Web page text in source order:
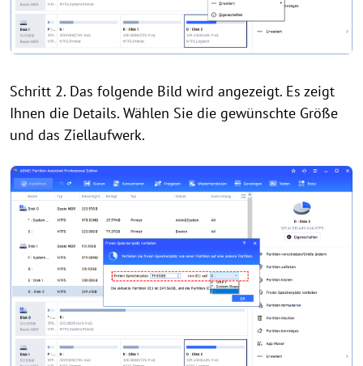
Schritt 2. Das folgende Bild wird angezeigt. Es zeigt
Ihnen die Details. Wählen Sie die gewünschte Größe
und das Ziellaufwerk.